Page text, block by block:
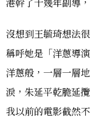
沒想到王毓琦想法
稱呼她是「洋蔥導
洋蔥般，一層一層
淚，朱延平乾脆延
我以前的電影截然